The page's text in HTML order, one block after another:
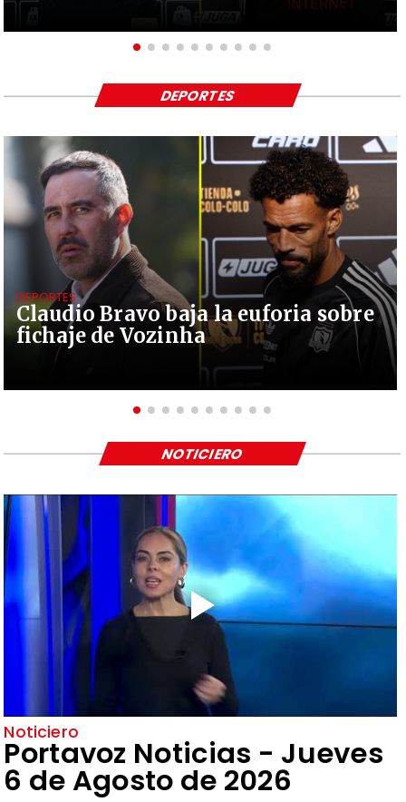
Claudio Bravo baja la euforia sobre
fichaje de Vozinha
DEPORTES
DEPORTES
Noticiero
Portavoz Noticias - Jueves
6 de Agosto de 2026
NOTICIERO